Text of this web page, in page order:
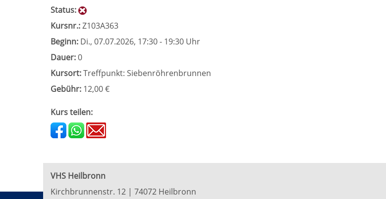
Status:
Kursnr.:Z103A363
Beginn: Di., 07.07.2026, 17:30 - 19:30 Uhr
Dauer:0
Kursort:Treffpunkt: Siebenröhrenbrunnen
Gebühr: 12,00 €
Kurs teilen:
VHS Heilbronn
Kirchbrunnenstr. 12 | 74072 Heilbronn